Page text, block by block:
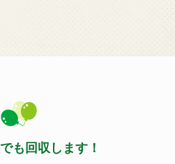
も回収します！